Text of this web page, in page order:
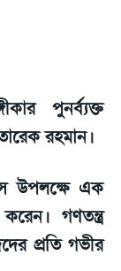
পুনর্ব্যক্ত
রহমান।
উপলক্ষে এক
গণতন্ত্র
প্রতি গভীর